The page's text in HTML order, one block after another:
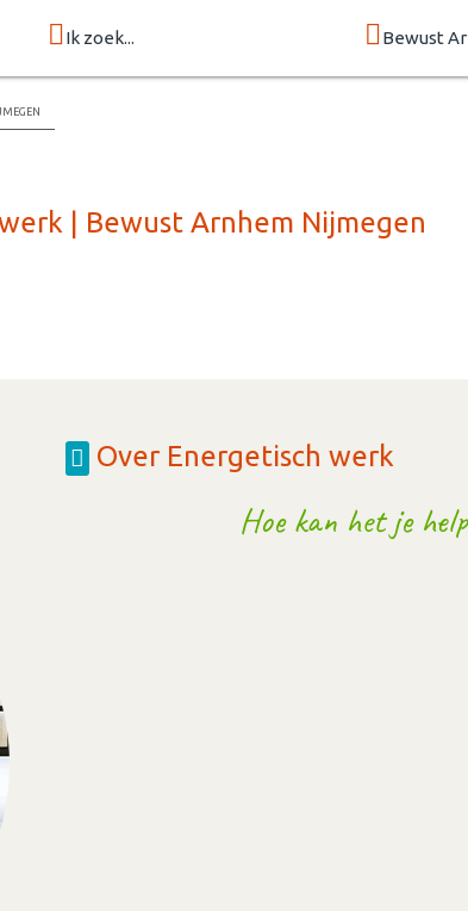
Ik zoek... Bewust
| Bewust Arnhem Nijmegen
Over Energetisch werk
Hoe kan het je